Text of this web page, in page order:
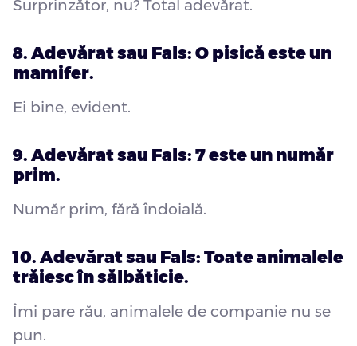
Surprinzător, nu? Total adevărat.
8. Adevărat sau Fals: O pisică este un
mamifer.
Ei bine, evident.
9. Adevărat sau Fals: 7 este un număr
prim.
Număr prim, fără îndoială.
10. Adevărat sau Fals: Toate animalele
trăiesc în sălbăticie.
Îmi pare rău, animalele de companie nu se
pun.